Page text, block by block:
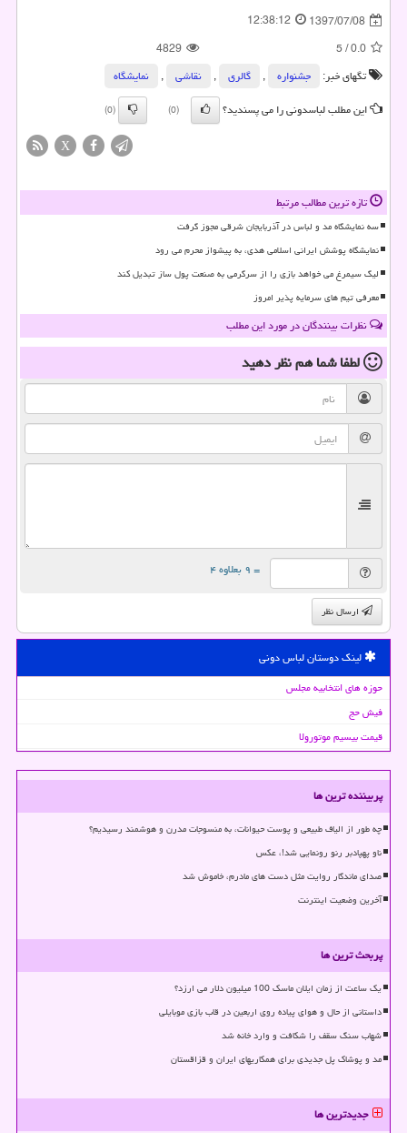
1397/07/08
12:38:12
0.0
/
5
4829
تگهای خبر:
جشنواره , گالری , نقاشی‌ ,
نمایشگاه
این مطلب لباسدونی را می پسندید؟
(0)
(0)
X
تازه ترین مطالب مرتبط
سه نمایشگاه مد و لباس در آذربایجان شرقی مجوز گرفت
نمایشگاه پوشش ایرانی اسلامی هدی، به پیشواز محرم می رود
لیگ سیمرغ می خواهد بازی را از سرگرمی به صنعت پول ساز تبدیل کند
معرفی تیم های سرمایه پذیر امروز
نظرات بینندگان در مورد این مطلب
لطفا شما همنظر دهید
= ۹ بعلاوه ۴
ارسال نظر
لینک دوستان لباس دونی
حوزه های انتخابیه مجلس
فیش حج
قیمت بیسیم موتورولا
پربیننده ترین ها
چه طور از الیاف طبیعی و پوست حیوانات، به منسوجات مدرن و هوشمند رسیدیم؟
ناو پهپادبر رنو رونمایی شد!، عکس
صدای ماندگار روایت مثل دست های مادرم، خاموش شد
آخرین وضعیت اینترنت
پربحث ترین ها
یک ساعت از زمان ایلان ماسک 100 میلیون دلار می ارزد؟
داستانی از حال و هوای پیاده روی اربعین در قاب بازی موبایلی
شهاب سنگ سقف را شکافت و وارد خانه شد
مد و پوشاک پل جدیدی برای همکاریهای ایران و قزاقستان
جدیدترین ها